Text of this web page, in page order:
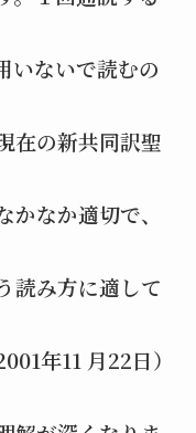
いないで読むの
在の新共同訳聖
なか適切で、
読み方に適して
年11 月22日）